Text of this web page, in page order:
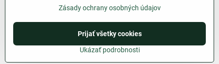
©2026Copyright
Predvoľby súkromiaZásady ochrany osobných údajov
Podmienky používania
Vytvorené pomocou:BiznisWeb.sk
Zásady ochrany osobných údajov
Ukázať podrobnosti
Prijať všetky cookies